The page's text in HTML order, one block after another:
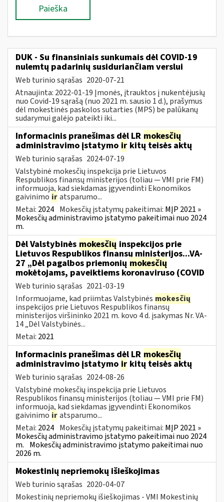
Paieška
DUK - Su finansiniais sunkumais dėl COVID-19
nulemtų padarinių susiduriančiam verslui
Web turinio sąrašas 2020-07-21
Atnaujinta: 2022-01-19 Įmonės, įtrauktos į nukentėjusių
nuo Covid-19 sąrašą (nuo 2021 m. sausio 1 d.), prašymus
dėl mokestinės paskolos sutarties (MPS) be palūkanų
sudarymui galėjo pateikti iki...
Informacinis pranešimas dėl LR mokesčių
administravimo įstatymo ir kitų teisės aktų
Web turinio sąrašas 2024-07-19
Valstybinė mokesčių inspekcija prie Lietuvos
Respublikos finansų ministerijos (toliau — VMI prie FM)
informuoja, kad siekdamas įgyvendinti Ekonomikos
gaivinimo iratsparumo...
Metai: 2024 Mokesčių įstatymų pakeitimai: MĮP 2021 »
Mokesčių administravimo įstatymo pakeitimai nuo 2024
m.
Dėl Valstybinės mokesčių inspekcijos prie
Lietuvos Respublikos finansų ministerijos...VA-
27 „Dėl pagalbos priemonių mokesčių
mokėtojams, paveiktiems koronaviruso (COVID
Web turinio sąrašas 2021-03-19
Informuojame, kad priimtas Valstybinės mokesčių
inspekcijos prie Lietuvos Respublikos finansų
ministerijos viršininko 2021 m. kovo 4 d. įsakymas Nr. VA-
14 „Dėl Valstybinės...
Metai: 2021
Informacinis pranešimas dėl LR mokesčių
administravimo įstatymo ir kitų teisės aktų
Web turinio sąrašas 2024-08-26
Valstybinė mokesčių inspekcija prie Lietuvos
Respublikos finansų ministerijos (toliau — VMI prie FM)
informuoja, kad siekdamas įgyvendinti Ekonomikos
gaivinimo iratsparumo...
Metai: 2024 Mokesčių įstatymų pakeitimai: MĮP 2021 »
Mokesčių administravimo įstatymo pakeitimai nuo 2024
m. Mokesčių administravimo įstatymo pakeitimai nuo
2026 m.
Mokestinių nepriemokų išieškojimas
Web turinio sąrašas 2020-04-07
Mokestinių nepriemokų išieškojimas - VMI Mokestinių